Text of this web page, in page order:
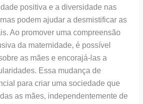
positiva e a diversidade nas
podem ajudar a desmistificar as
Ao promover uma compreensão
da maternidade, é possível
as mães e encorajá-las a
Essa mudança de
para criar uma sociedade que
as mães, independentemente de